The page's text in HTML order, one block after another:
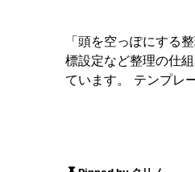
「頭を空っぽにする
標設定など整理の仕
ています。 テンプレ